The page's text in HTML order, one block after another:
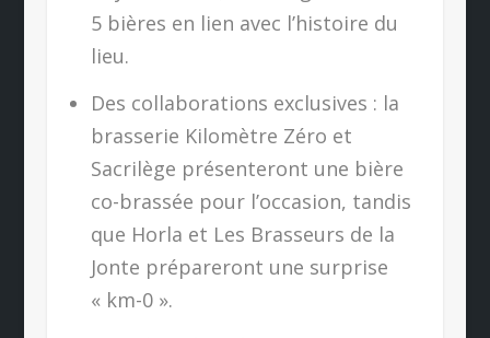
5 bières en lien avec l’histoire du
lieu.
Des collaborations exclusives : la
brasserie Kilomètre Zéro et
Sacrilège présenteront une bière
co-brassée pour l’occasion, tandis
que Horla et Les Brasseurs de la
Jonte prépareront une surprise
« km-0 ».